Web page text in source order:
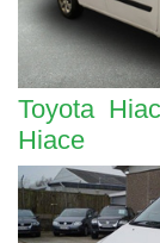
Toyota
Hiace